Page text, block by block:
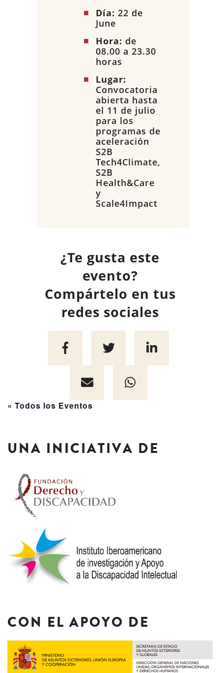
Día: 22 de
June
Hora: de
08.00 a 23.30
horas
Lugar:
Convocatoria
abierta hasta
el 11 de julio
para los
programas de
aceleración
S2B
Tech4Climate,
S2B
Health&Care
y
Scale4Impact
¿Te gusta este
evento?
Compártelo en tus
redes sociales
« Todos los Eventos
UNA INICIATIVA DE
CON EL APOYO DE